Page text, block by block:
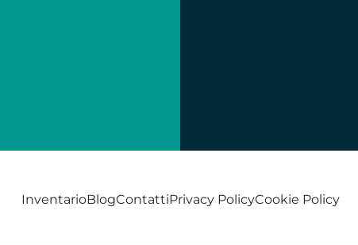
InventarioBlogContattiPrivacy PolicyCookie Policy